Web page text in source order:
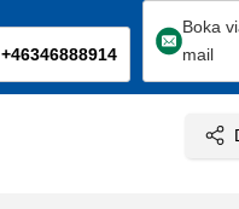
+46346888914
Boka
mail